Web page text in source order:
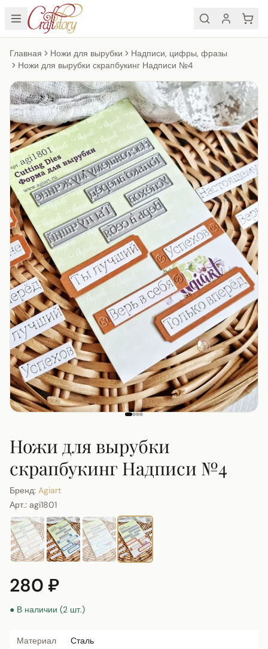
Главная Ножи для вырубки
Надписи, цифры, фразы
Ножи для вырубки скрапбукинг Надписи №4
Ножи для вырубки
скрапбукинг Надписи №4
Бренд: Agiart
Арт.: agi1801
280 ₽
● В наличии (2 шт.)
Материал Сталь